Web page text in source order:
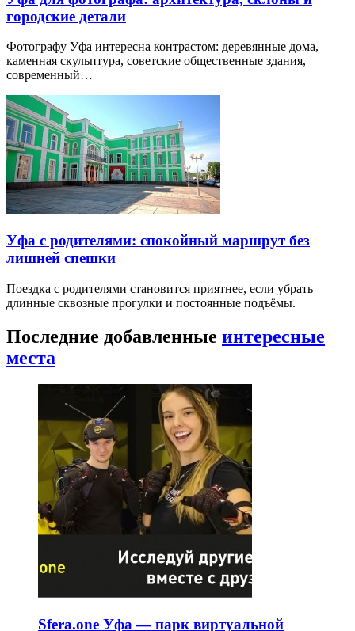
городские детали
Фотографу Уфа интересна контрастом: деревянные дома,
каменная скульптура, советские общественные здания,
современный…
Уфа с родителями: спокойный маршрут без
лишней спешки
Поездка с родителями становится приятнее, если убрать
длинные сквозные прогулки и постоянные подъёмы.
Последние добавленные интересные
места
Sfera.one Уфа — парк виртуальной